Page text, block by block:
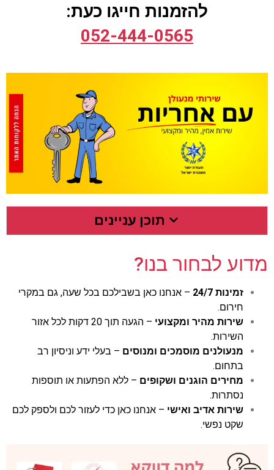
להזמנות חייגו כעת:
052-444-0565
תוכן עניינים
מדוע לבחור בנו?
זמינות 24/7
– אנחנו כאן בשבילכם בכל שעה, גם במקרי
חירום.
שירות מהיר ומקצועי
– הגעה תוך 20 דקות לכל אזור
השירות.
מנעולנים מוסמכים ומנוסים – בעלי ידע וניסיון רב
בתחום.
מחירים הוגנים ושקופים – ללא הפתעות או תוספות
נסתרות.
שירות אדיב ואישי – אנחנו כאן כדי לעזור לכם ולספק לכם
שקט נפשי.